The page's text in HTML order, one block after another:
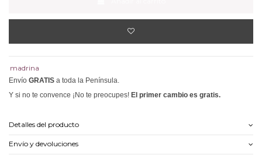
madrina
Envío GRATIS a toda la Península.
Y si no te convence ¡No te preocupes! El primer cambio es gratis.
Detalles del producto
Envío y devoluciones